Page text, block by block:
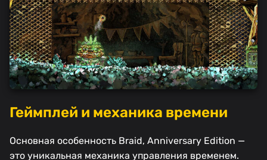
Геймплей и механика времени
Основная особенность Braid, Anniversary Edition —
это уникальная механика управления временем.